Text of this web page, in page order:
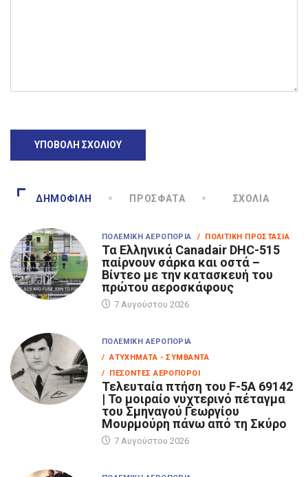
ΔΗΜΟΦΙΛΉ ΠΡΌΣΦΑΤΑ ΣΧΌΛΙΑ
ΠΟΛΕΜΙΚΉ ΑΕΡΟΠΟΡΊΑ / ΠΟΛΙΤΙΚΉ ΠΡΟΣΤΑΣΊΑ
Τα Eλληνικά Canadair DHC-515
παίρνουν σάρκα και οστά –
Βίντεο με την κατασκευή του
πρώτου αεροσκάφους
7 Αυγούστου 2026
ΠΟΛΕΜΙΚΉ ΑΕΡΟΠΟΡΊΑ
/ ΑΤΥΧΉΜΑΤΑ - ΣΥΜΒΆΝΤΑ
/ ΠΕΣΌΝΤΕΣ ΑΕΡΟΠΌΡΟΙ
Τελευταία πτήση του F-5A 69142
| Το μοιραίο νυχτερινό πέταγμα
του Σμηναγού Γεωργίου
Μουρμούρη πάνω από τη Σκύρο
7 Αυγούστου 2026